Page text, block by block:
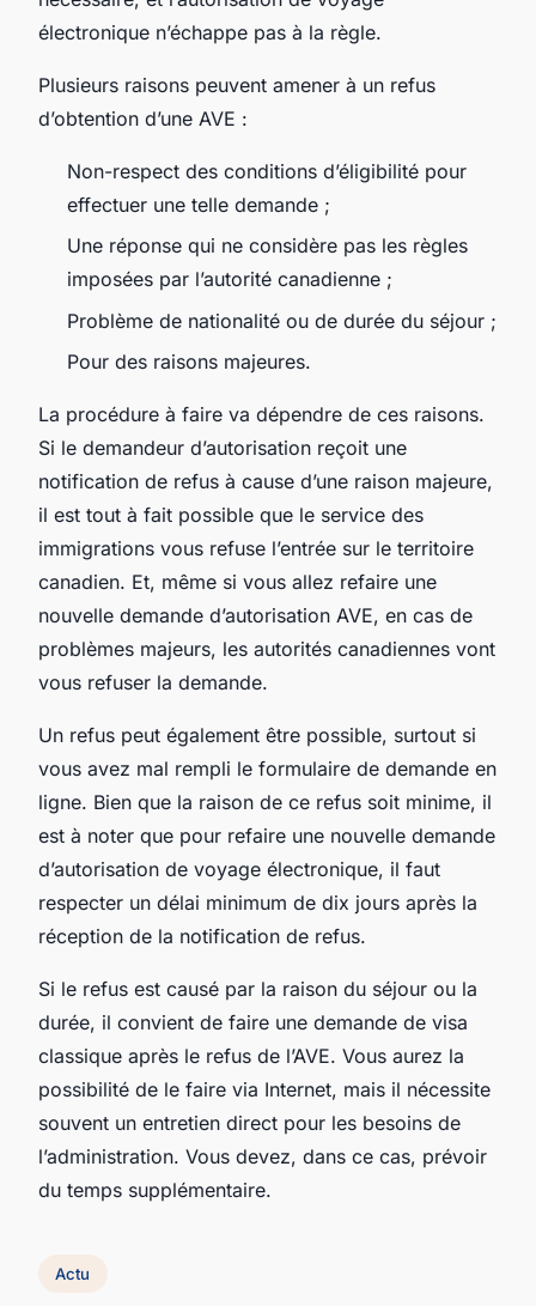
électronique n’échappe pas à la règle.
Plusieurs raisons peuvent amener à un refus
d’obtention d’une AVE :
Non-respect des conditions d’éligibilité pour
effectuer une telle demande ;
Une réponse qui ne considère pas les règles
imposées par l’autorité canadienne ;
Problème de nationalité ou de durée du séjour ;
Pour des raisons majeures.
La procédure à faire va dépendre de ces raisons.
Si le demandeur d’autorisation reçoit une
notification de refus à cause d’une raison majeure,
il est tout à fait possible que le service des
immigrations vous refuse l’entrée sur le territoire
canadien. Et, même si vous allez refaire une
nouvelle demande d’autorisation AVE, en cas de
problèmes majeurs, les autorités canadiennes vont
vous refuser la demande.
Un refus peut également être possible, surtout si
vous avez mal rempli le formulaire de demande en
ligne. Bien que la raison de ce refus soit minime, il
est à noter que pour refaire une nouvelle demande
d’autorisation de voyage électronique, il faut
respecter un délai minimum de dix jours après la
réception de la notification de refus.
Si le refus est causé par la raison du séjour ou la
durée, il convient de faire une demande de visa
classique après le refus de l’AVE. Vous aurez la
possibilité de le faire via Internet, mais il nécessite
souvent un entretien direct pour les besoins de
l’administration. Vous devez, dans ce cas, prévoir
du temps supplémentaire.
Actu